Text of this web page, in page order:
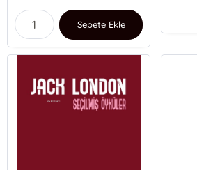
Sepete Ekle